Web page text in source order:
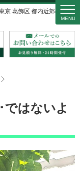
葛飾区 都内近郊の造園・
MENU
ではないよ